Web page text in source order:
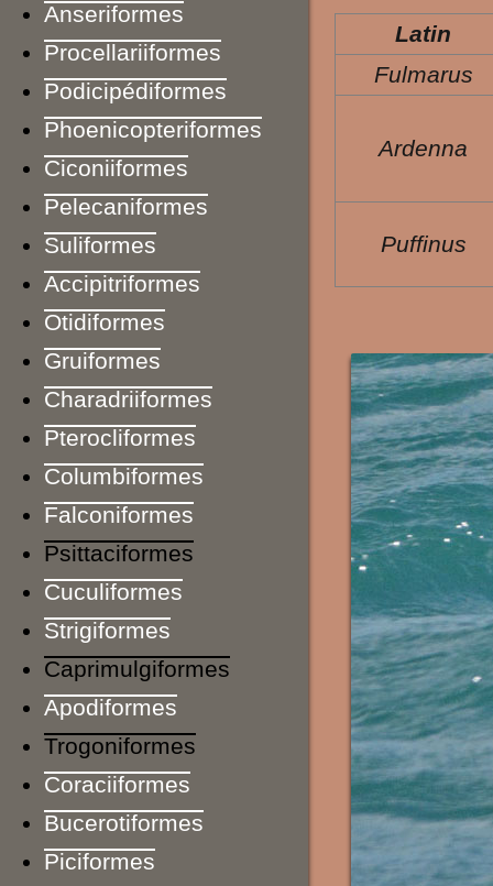
Anseriformes
Procellariiformes
Podicipédiformes
Phoenicopteriformes
Ciconiiformes
Pelecaniformes
Suliformes
Accipitriformes
Otidiformes
Gruiformes
Charadriiformes
Pterocliformes
Columbiformes
Falconiformes
Psittaciformes
Cuculiformes
Strigiformes
Caprimulgiformes
Apodiformes
Trogoniformes
Coraciiformes
Bucerotiformes
Piciformes
Latin
Fulmarus
Ardenna
Puffinus